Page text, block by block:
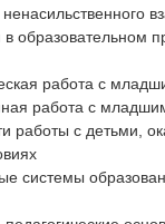
образовательном
работа с
работа с
работы с детьми,
системы